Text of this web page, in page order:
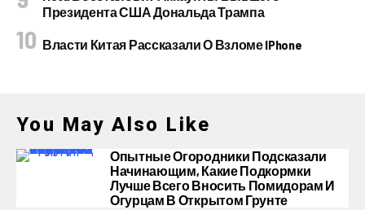
Президента США Дональда Трампа
Власти Китая Рассказали О Взломе IPhone
You May Also Like
Опытные Огородники Подсказали
Начинающим, Какие Подкормки
Лучше Всего Вносить Помидорам И
Огурцам В Открытом Грунте